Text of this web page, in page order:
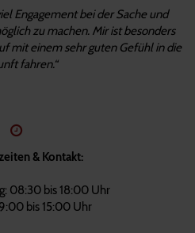
Engagement bei der Sache und
zu machen. Mir ist besonders
mit einem sehr guten Gefühl in die
fahren.“
& Kontakt:
08:30 bis 18:00 Uhr
bis 15:00 Uhr